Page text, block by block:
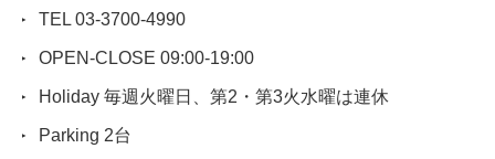
TEL 03-3700-4990
OPEN-CLOSE 09:00-19:00
Holiday 毎週火曜日、第2・第3火水曜は連休
Parking 2台